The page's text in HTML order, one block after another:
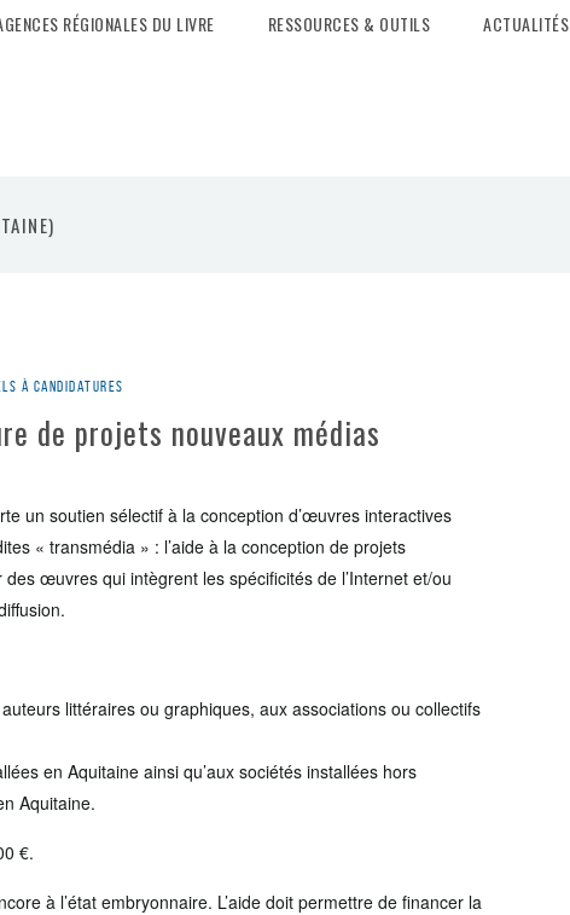
RÉGIONALES DU LIVRE RESSOURCES & OUTILS ACTUALITÉS
à candidatures
de projets nouveaux médias
un soutien sélectif à la conception d’œuvres interactives
« transmédia » : l’aide à la conception de projets
œuvres qui intègrent les spécificités de l’Internet et/ou
littéraires ou graphiques, aux associations ou collectifs
en Aquitaine ainsi qu’aux sociétés installées hors
Aquitaine.
€.
à l’état embryonnaire. L’aide doit permettre de financer la